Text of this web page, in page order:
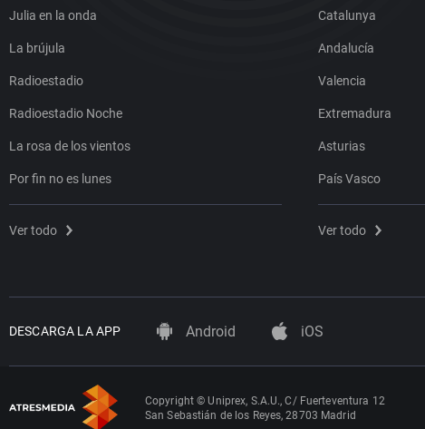
Julia en la onda
La brújula
Radioestadio
Radioestadio Noche
La rosa de los vientos
Por fin no es lunes
Ver todo
Catalunya
Andalucía
Valencia
Extremadura
Asturias
País Vasco
Ver todo
DESCARGA LA APP Android iOS
Copyright © Uniprex, S.A.U., C/ Fuerteventura 12
San Sebastián de los Reyes, 28703 Madrid